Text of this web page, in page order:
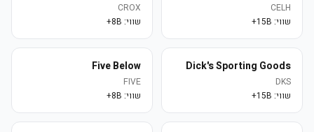
CELH
שווי: 15B+
CROX
שווי: 8B+
Dick's Sporting Goods
DKS
שווי: 15B+
Five Below
FIVE
שווי: 8B+